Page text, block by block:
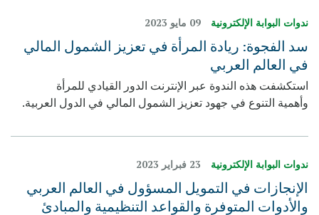
ندوات البوابة الإلكترونية 09 مايو 2023
سد الفجوة: ريادة المرأة في تعزيز الشمول المالي
في العالم العربي
استكشفت هذه الندوة عبر الإنترنت الدور القيادي للمرأة
وأهمية التنوع في جهود تعزيز الشمول المالي في الدول العربية.
ندوات البوابة الإلكترونية 23 فبراير 2023
الإنجازات في التمويل المسؤول في العالم العربي
والأدوات المتوفرة والقواعد التنظيمية والمبادئ